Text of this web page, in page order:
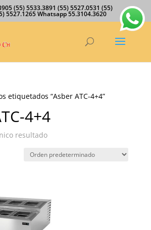
(55) 5533.3891 (55) 5527.0531 (55)
5527.1265 Whatsapp 55.3104.3620
etiquetados “Asber ATC-4+4”
4+4
resultado